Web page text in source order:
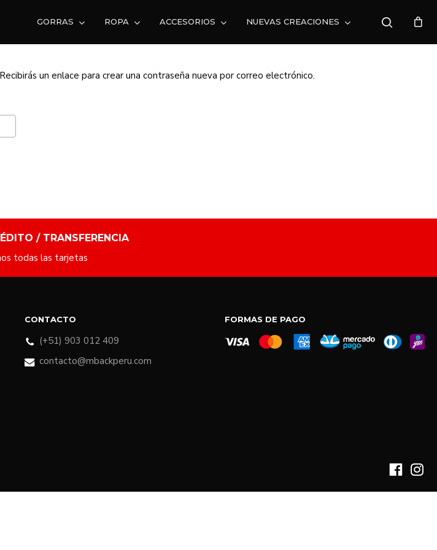
GORRAS ROPA ACCESORIOS NUEVAS CREACIONES search
CART CLOSE
Go To Shop
un enlace para crear una contraseña nueva por correo electrónico.
/ TRANSFERENCIA
todas las tarjetas
CONTACTO
(+51) 903 012 409
contacto@mbackperu.com
FORMAS DE PAGO